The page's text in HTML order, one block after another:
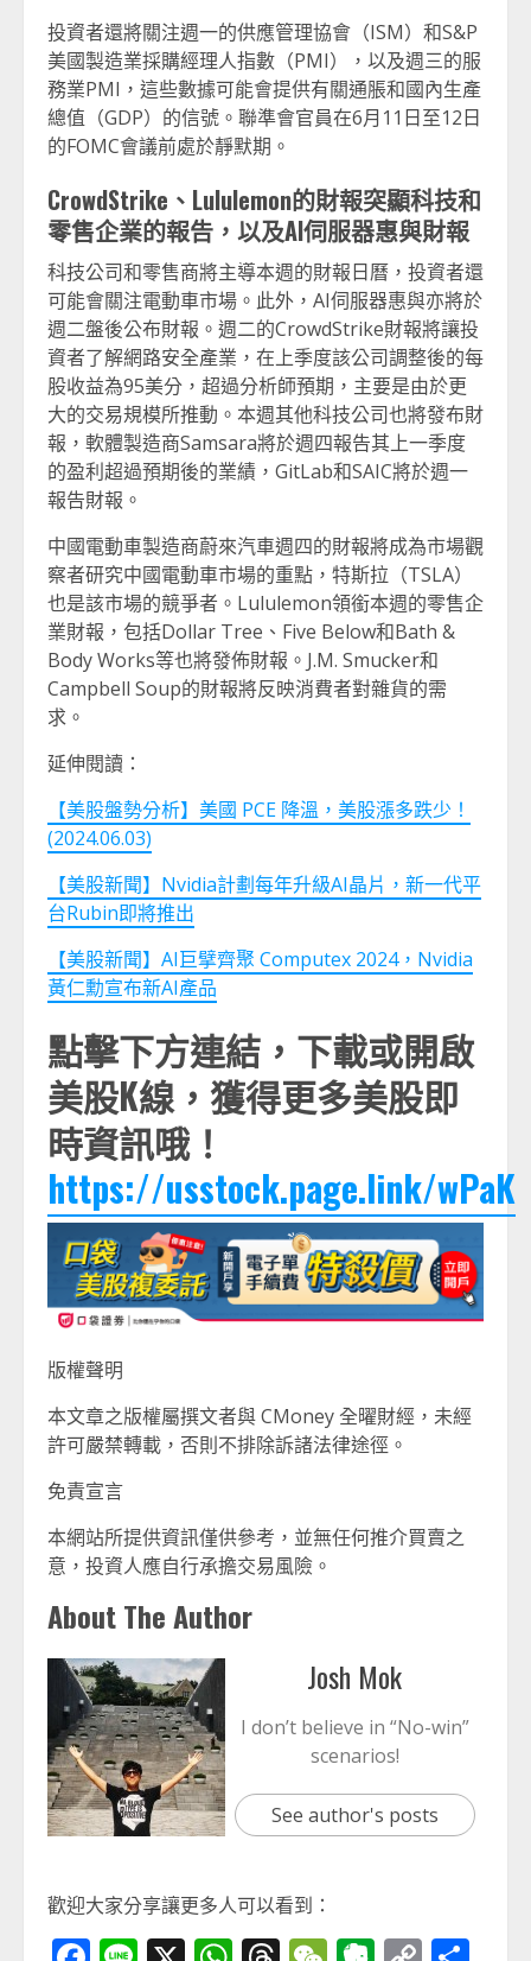
投資者還將關注週一的供應管理協會（ISM）和S&P
美國製造業採購經理人指數（PMI），以及週三的服
務業PMI，這些數據可能會提供有關通脹和國內生產
總值（GDP）的信號。聯準會官員在6月11日至12日
的FOMC會議前處於靜默期。
CrowdStrike、Lululemon的財報突顯科技和
零售企業的報告，以及AI伺服器惠與財報
科技公司和零售商將主導本週的財報日曆，投資者還
可能會關注電動車市場。此外，AI伺服器惠與亦將於
週二盤後公布財報。週二的CrowdStrike財報將讓投
資者了解網路安全產業，在上季度該公司調整後的每
股收益為95美分，超過分析師預期，主要是由於更
大的交易規模所推動。本週其他科技公司也將發布財
報，軟體製造商Samsara將於週四報告其上一季度
的盈利超過預期後的業績，GitLab和SAIC將於週一
報告財報。
中國電動車製造商蔚來汽車週四的財報將成為市場觀
察者研究中國電動車市場的重點，特斯拉（TSLA）
也是該市場的競爭者。Lululemon領銜本週的零售企
業財報，包括Dollar Tree、Five Below和Bath &
Body Works等也將發佈財報。J.M. Smucker和
Campbell Soup的財報將反映消費者對雜貨的需
求。
延伸閱讀：
【美股盤勢分析】美國 PCE 降溫，美股漲多跌少！
(2024.06.03)
【美股新聞】Nvidia計劃每年升級AI晶片，新一代平
台Rubin即將推出
【美股新聞】AI巨擘齊聚 Computex 2024，Nvidia
黃仁勳宣布新AI產品
點擊下方連結，下載或開啟
美股K線，獲得更多美股即
時資訊哦！
https://usstock.page.link/wPaK
版權聲明
本文章之版權屬撰文者與 CMoney 全曜財經，未經
許可嚴禁轉載，否則不排除訴諸法律途徑。
免責宣言
本網站所提供資訊僅供參考，並無任何推介買賣之
意，投資人應自行承擔交易風險。
About The Author
Josh Mok
I don’t believe in “No-win”
scenarios!
See author's posts
歡迎大家分享讓更多人可以看到：